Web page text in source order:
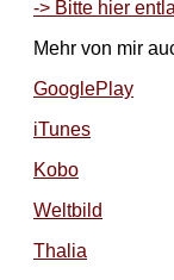
-> Bitte hier
Mehr von mir
GooglePlay
iTunes
Kobo
Weltbild
Thalia